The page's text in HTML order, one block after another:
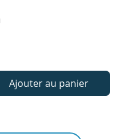
Ajouter au panier